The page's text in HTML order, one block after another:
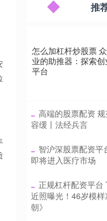
推
怎么加杠杆炒股票
业的助推器：探索
平台
高端的股票配资
容缓丨法经兵言
智沪深股票配资
即将进入医疗市场
正规杠杆配资平
近照曝光！46岁模
朝》